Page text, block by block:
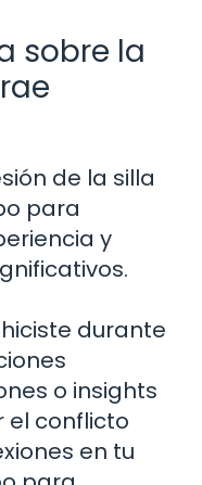
sobre la
de la silla
para
y
durante
o insights
el conflicto
en tu